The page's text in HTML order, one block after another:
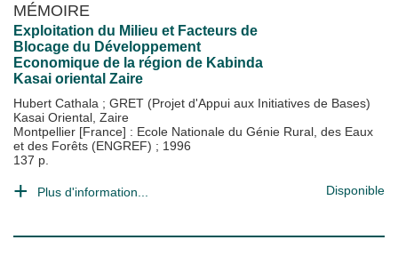
MÉMOIRE
Exploitation du Milieu et Facteurs de
Blocage du Développement
Economique de la région de Kabinda
Kasai oriental Zaire
Hubert Cathala ; GRET (Projet d'Appui aux Initiatives de Bases)
Kasai Oriental, Zaire
Montpellier [France] : Ecole Nationale du Génie Rural, des Eaux
et des Forêts (ENGREF) ; 1996
137 p.
Plus d'information... Disponible